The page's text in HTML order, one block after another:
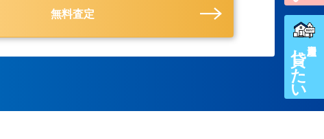
無料査定
貸したい